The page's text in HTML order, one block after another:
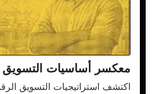
معكسر أساسيات التسويق
اكتشف استراتيجيات التسويق